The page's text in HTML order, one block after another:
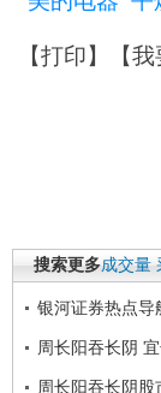
【打印】【我
搜索更多成交量
银河证券热点导
周长阳吞长阴
周长阳吞长阴股